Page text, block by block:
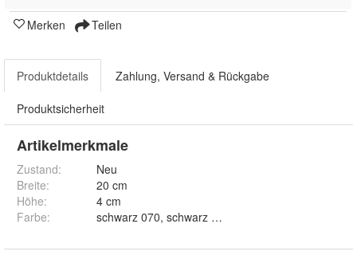
Merken Teilen
Produktdetails Zahlung, Versand & Rückgabe
Produktsicherheit
Artikelmerkmale
Zustand:
Neu
Breite:
20 cm
Höhe:
4 cm
Farbe: schwarz 070, schwarz matt 070M, weiss 010,